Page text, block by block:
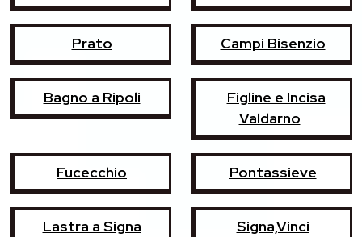
Prato Campi Bisenzio
Bagno a Ripoli
Figline e Incisa
Valdarno
Fucecchio Pontassieve
Lastra a Signa Signa,Vinci